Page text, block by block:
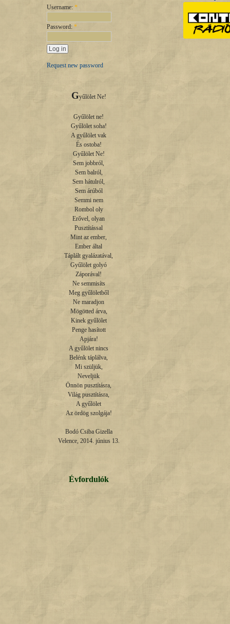
Username: *
Password: *
Request new password
Gyűlölet Ne!
Gyűlölet ne!
Gyűlölet soha!
A gyűlölet vak
És ostoba!
Gyűlölet Ne!
Sem jobbról,
Sem balról,
Sem hátulról,
Sem árúból
Semmi nem
Rombol oly
Erővel, olyan
Pusztítással
Mint az ember,
Ember által
Táplált gyalázatával,
Gyűlölet golyó
Záporával!
Ne semmisíts
Meg gyűlöletből
Ne maradjon
Mögötted árva,
Kinek gyűlölet
Penge hasított
Apjára!
A gyűlölet nincs
Belénk táplálva,
Mi szüljük,
Neveljük
Önnön pusztításra,
Világ pusztításra,
A gyűlölet
Az ördög szolgája!
Bodó Csiba Gizella
Velence, 2014. június 13.
Évfordulók